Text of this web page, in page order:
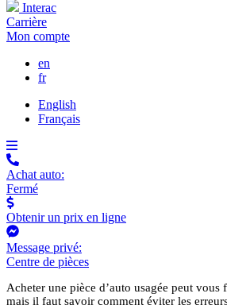
Interac
Carrière
Mon compte
en
fr
English
Français
Achat auto:
Fermé
Obtenir un prix en ligne
Message privé:
Centre de pièces
Acheter une pièce d’auto usagée peut vous
mais il faut savoir comment éviter les